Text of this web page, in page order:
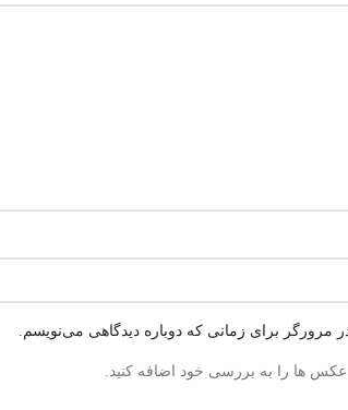
مرورگر برای زمانی که دوباره دیدگاهی می‌نویسم.
عکس ها را به بررسی خود اضافه کنید.